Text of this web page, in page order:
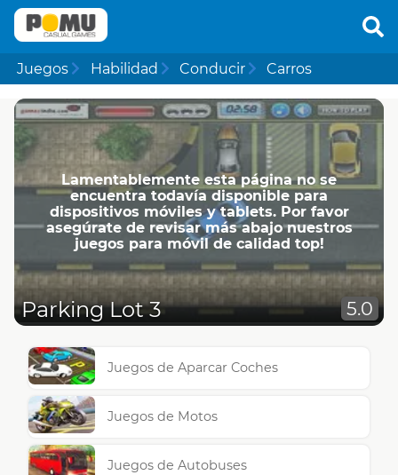
Juegos Habilidad Conducir Carros
Lamentablemente esta página no se
encuentra todavía disponible para
dispositivos móviles y tablets. Por favor
asegúrate de revisar más abajo nuestros
juegos para móvil de calidad top!
Parking Lot 3 5.0
Juegos de Aparcar Coches
Juegos de Motos
Juegos de Autobuses